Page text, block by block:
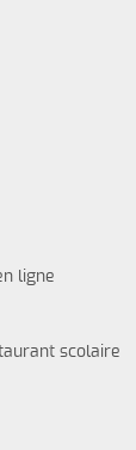
ligne
scolaire